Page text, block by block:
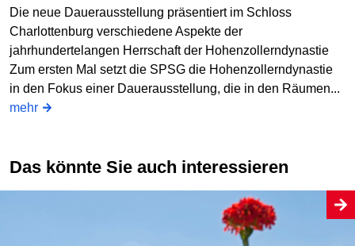
Die neue Dauerausstellung präsentiert im Schloss
Charlottenburg verschiedene Aspekte der
jahrhundertelangen Herrschaft der Hohenzollerndynastie
Zum ersten Mal setzt die SPSG die Hohenzollerndynastie
in den Fokus einer Dauerausstellung, die in den Räumen...
mehr
Das könnte Sie auch interessieren